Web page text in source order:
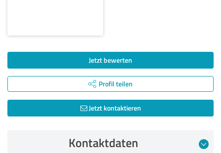
Jetzt bewerten
Profil teilen
Jetzt kontaktieren
Kontaktdaten